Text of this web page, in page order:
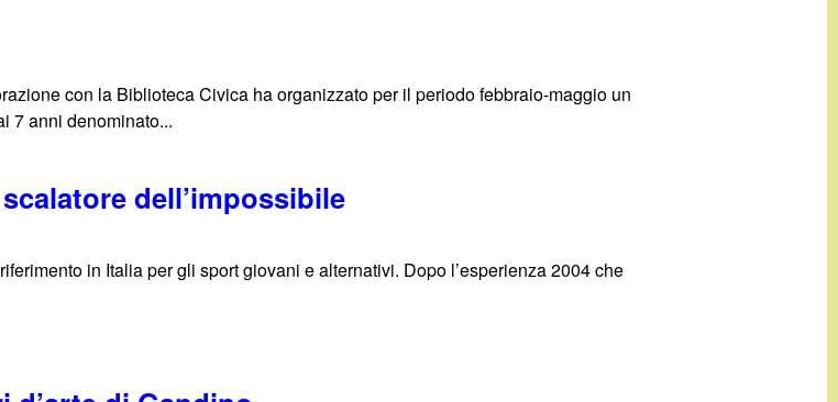
con la Biblioteca Civica ha organizzato per il periodo febbraio-maggio un
7 anni denominato...
dell’impossibile
in Italia per gli sport giovani e alternativi. Dopo l’esperienza 2004 che